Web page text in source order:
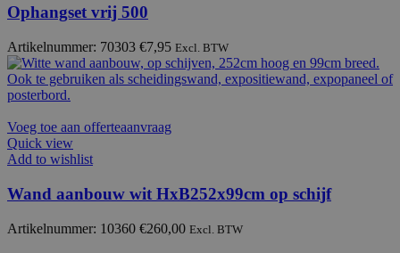
Ophangset vrij 500
Artikelnummer: 70303 €7,95 Excl. BTW
Voeg toe aan offerteaanvraag
Quick view
Add to wishlist
Wand aanbouw wit HxB252x99cm op schijf
Artikelnummer: 10360 €260,00 Excl. BTW